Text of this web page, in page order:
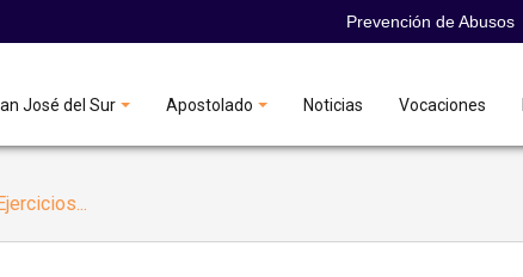
Prevención de Abusos
José del Sur Apostolado Noticias Vocaciones